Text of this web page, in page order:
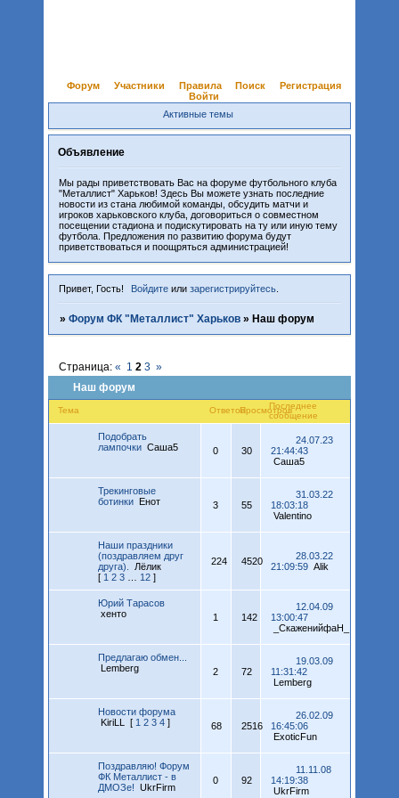
Форум Участники Правила Поиск
Регистрация
Войти
Активные темы
Объявление
Мы рады приветствовать Вас на форуме футбольного клуба
"Металлист" Харьков! Здесь Вы можете узнать последние
новости из стана любимой команды, обсудить матчи и
игроков харьковского клуба, договориться о совместном
посещении стадиона и подискутировать на ту или иную тему
футбола. Предложения по развитию форума будут
приветствоваться и поощряться администрацией!
Привет, Гость! Войдите илизарегистрируйтесь
» Форум ФК "Металлист" Харьков » Наш форум
Наш форум
Страница: « 1 2 3 »
Тема ОтветовПросмотровПоследнее
сообщение
Подобрать
лампочки Саша5 0 30
24.07.23
21:44:43
Саша5
Трекинговые
ботинки Енот 3 55
31.03.22
18:03:18
Valentino
Наши праздники
(поздравляем друг
друга).
Лёлик
[ 1 2 3 12 ]
224 4520
28.03.22
21:09:59 Alik
Юрий Тарасов
хенто
1 142
12.04.09
13:00:47
_СкаженийфаН_
Предлагаю обмен...
Lemberg
2 72
19.03.09
11:31:42
Lemberg
Новости форума
KiriLL
[ 1 2 3 4 ] 68 2516
26.02.09
16:45:06
ExoticFun
Поздравляю! Форум
ФК Металлист - в
ДМОЗе! UkrFirm
0 92
11.11.08
14:19:38
UkrFirm